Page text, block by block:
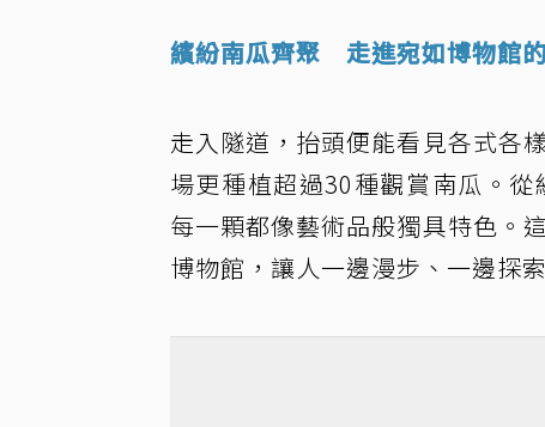
繽紛南瓜齊聚 走進宛如博物館
走入隧道，抬頭便能看見各式各
場更種植超過30種觀賞南瓜。
每一顆都像藝術品般獨具特色。
博物館，讓人一邊漫步、一邊探